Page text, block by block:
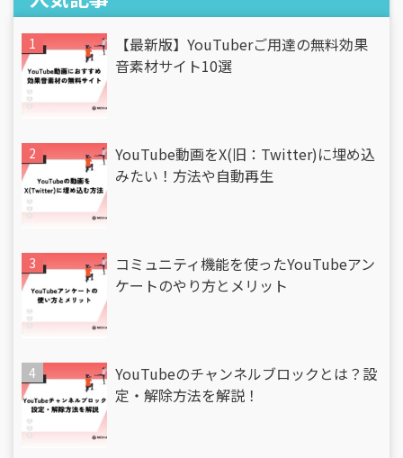
【最新版】YouTuberご用達の無料効果
音素材サイト10選
YouTube動画をX(旧：Twitter)に埋め込
みたい！方法や自動再生
コミュニティ機能を使ったYouTubeアン
ケートのやり方とメリット
YouTubeのチャンネルブロックとは？設
定・解除方法を解説！